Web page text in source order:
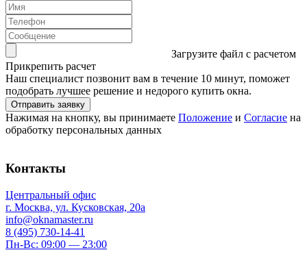
Загрузите файл с расчетом
Прикрепить расчет
Наш специалист позвонит вам в течение 10 минут, поможет
подобрать лучшее решение и недорого купить окна.
Нажимая на кнопку, вы принимаете Положение и Согласие на
обработку персональных данных
Контакты
Центральный офис
г. Москва, ул. Кусковская, 20а
info@oknamaster.ru
8 (495) 730-14-41
Пн-Вс: 09:00 — 23:00